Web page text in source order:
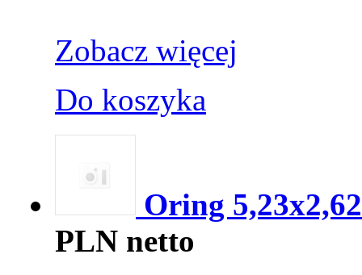
Zobacz więcej
Do koszyka
Oring
PLN netto